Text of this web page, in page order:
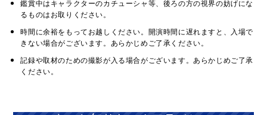
鑑賞中はキャラクターのカチューシャ等、後ろの方の視界の妨げにな
るものはお取りください。
時間に余裕をもってお越しください。開演時間に遅れますと、入場で
きない場合がございます。あらかじめご了承ください。
記録や取材のための撮影が入る場合がございます。あらかじめご了承
ください。